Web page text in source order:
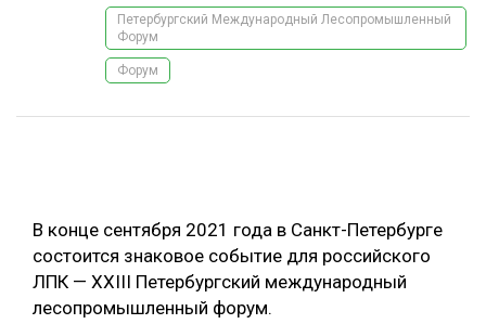
ОБРАБОТКА ДРЕВЕСИНЫ
ЦИФРОВАЯ СРЕДА
БИОЭНЕРГЕТИКА
КОМПЛЕКСНАЯ ПЕРЕРАБОТКА
ТЕМАТИЧЕСКИЕ ПРОЕКТЫ
Петербургский Международный Лесопромышленный
Форум
Форум
В конце сентября 2021 года в Санкт-Петербурге
состоится знаковое событие для российского
ЛПК — XXIII Петербургский международный
лесопромышленный форум.